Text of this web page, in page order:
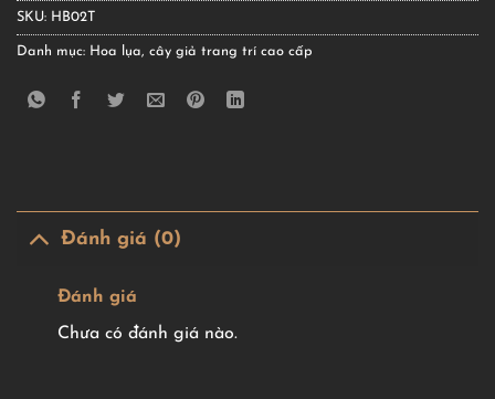
SKU: HB02T
Danh mục: Hoa lụa, cây giả trang trí cao cấp
Đánh giá (0)
Đánh giá
Chưa có đánh giá nào.